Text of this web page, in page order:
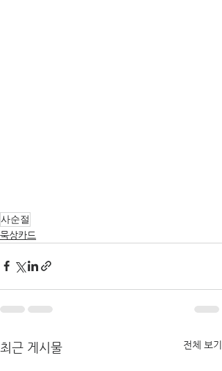
사순절
묵상카드
최근 게시물 전체 보기